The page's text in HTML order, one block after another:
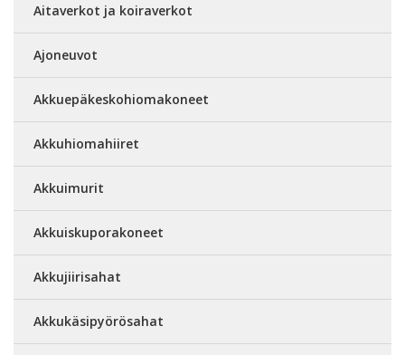
Aitaverkot ja koiraverkot
Ajoneuvot
Akkuepäkeskohiomakoneet
Akkuhiomahiiret
Akkuimurit
Akkuiskuporakoneet
Akkujiirisahat
Akkukäsipyörösahat